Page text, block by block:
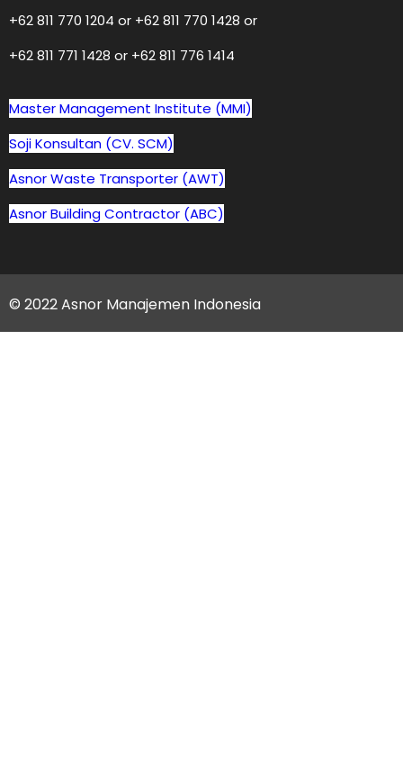
+62 811 770 1204 or +62 811 770 1428 or
+62 811 771 1428 or +62 811 776 1414
Master Management Institute (MMI)
Soji Konsultan (CV. SCM)
Asnor Waste Transporter (AWT)
Asnor Building Contractor (ABC)
© 2022 Asnor Manajemen Indonesia